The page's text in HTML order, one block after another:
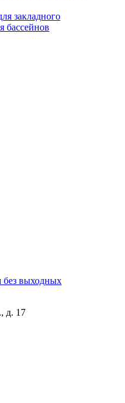
закладного
бассейнов
без выходных
д. 17